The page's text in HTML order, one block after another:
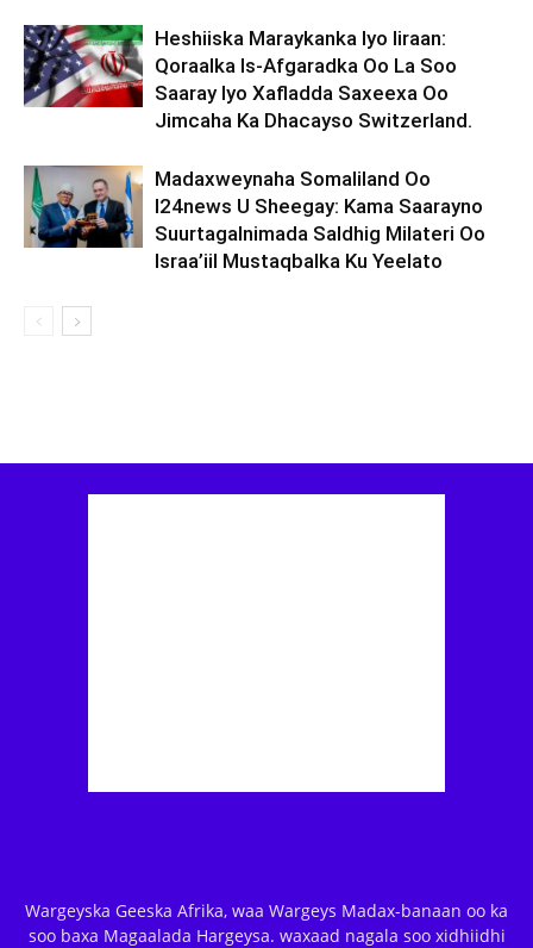
Heshiiska Maraykanka Iyo Iiraan:
Qoraalka Is-Afgaradka Oo La Soo
Saaray Iyo Xafladda Saxeexa Oo
Jimcaha Ka Dhacayso Switzerland.
Madaxweynaha Somaliland Oo
I24news U Sheegay: Kama Saarayno
Suurtagalnimada Saldhig Milateri Oo
Israa’iil Mustaqbalka Ku Yeelato
Wargeyska Geeska Afrika, waa Wargeys Madax-banaan oo ka
soo baxa Magaalada Hargeysa. waxaad nagala soo xidhiidhi